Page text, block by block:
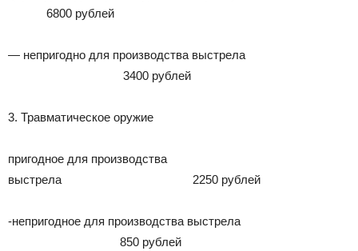
6800 рублей
— непригодно для производства выстрела
3400 рублей
3. Травматическое оружие
пригодное для производства
выстрела 2250 рублей
-непригодное для производства выстрела
850 рублей